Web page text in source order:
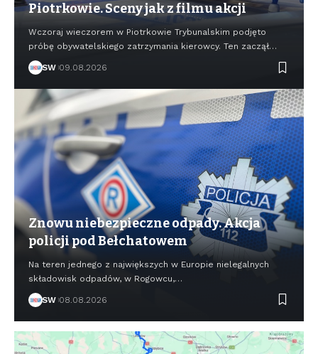
Piotrkowie. Sceny jak z filmu akcji
Wczoraj wieczorem w Piotrkowie Trybunalskim podjęto
próbę obywatelskiego zatrzymania kierowcy. Ten zaczął…
SW 09.08.2026
Znowu niebezpieczne odpady. Akcja
policji pod Bełchatowem
Na teren jednego z największych w Europie nielegalnych
składowisk odpadów, w Rogowcu,…
SW 08.08.2026